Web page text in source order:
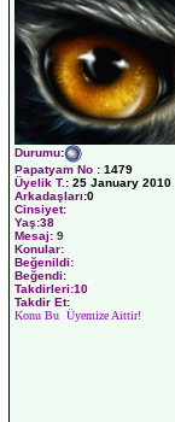
Durumu:
Papatyam No : 1479
Üyelik T.: 25 January 2010
Arkadaşları:0
Cinsiyet:
Yaş:38
Mesaj: 9
Konular:
Beğenildi:
Beğendi:
Takdirleri:10
Takdir Et:
Konu Bu Üyemize Aittir!